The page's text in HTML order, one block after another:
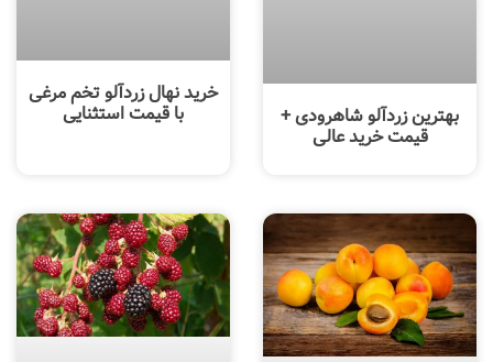
بهترین زردآلو شاهرودی +
قیمت خرید عالی
خرید نهال زردآلو تخم مرغی
با قیمت استثنایی